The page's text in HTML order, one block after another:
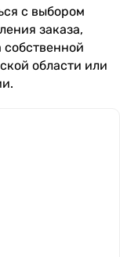
с выбором
заказа,
области или